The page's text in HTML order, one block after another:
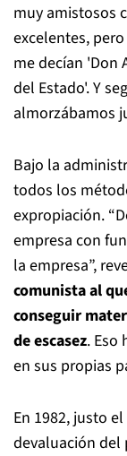
muy amistosos
excelentes,
me decían 'Don
del Estado'. Y
almorzábamos
Bajo la
todos los
expropiación.
empresa con
la empresa”,
comunista al
conseguir
de escasez. Eso
en sus propias
En 1982, justo
devaluación del